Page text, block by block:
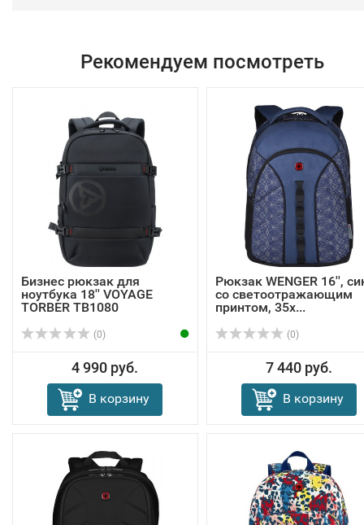
Рекомендуем посмотреть
Бизнес рюкзак для
ноутбука 18'' VOYAGE
TORBER TB1080
(0)
4 990 руб.
В корзину
Рюкзак WENGER 16'',
со светоотражающим
принтом, 35x...
(0)
7 440 руб.
В корзину